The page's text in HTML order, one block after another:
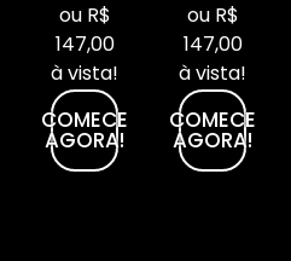
ou R$
147,00
à vista!
COMECE
AGORA!
ou R$
147,00
à vista!
COMECE
AGORA!